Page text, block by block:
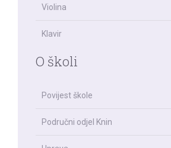
Violina
Klavir
O školi
Povijest škole
Područni odjel Knin